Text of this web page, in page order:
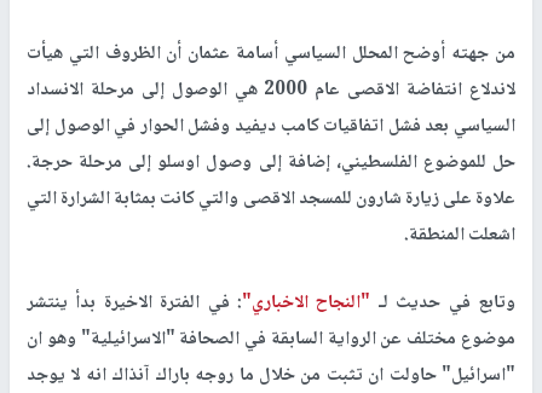
من جهته أوضح المحلل السياسي أسامة عثمان أن الظروف التي هيأت
لاندلاع انتفاضة الاقصى عام 2000 هي الوصول إلى مرحلة الانسداد
السياسي بعد فشل اتفاقيات كامب ديفيد وفشل الحوار في الوصول إلى
حل للموضوع الفلسطيني، إضافة إلى وصول اوسلو إلى مرحلة حرجة.
علاوة على زيارة شارون للمسجد الاقصى والتي كانت بمثابة الشرارة التي
اشعلت المنطقة.
وتابع في حديث لـ "النجاح الاخباري": في الفترة الاخيرة بدأ ينتشر
موضوع مختلف عن الرواية السابقة في الصحافة "الاسرائيلية" وهو ان
"اسرائيل" حاولت ان تثبت من خلال ما روجه باراك آنذاك انه لا يوجد